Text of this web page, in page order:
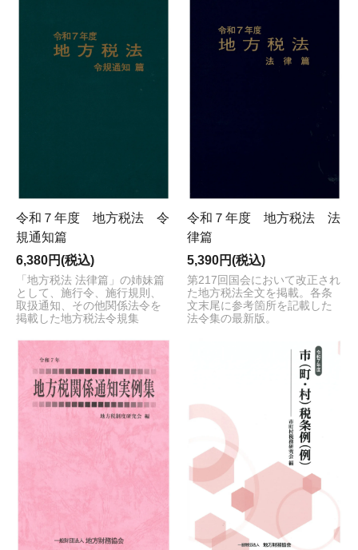
令和７年度 地方税法 令
規通知篇
6,380円(税込)
「地方税法 法律篇」の姉妹篇
として、施行令、施行規則、
取扱通知、その他関係法令を
掲載した地方税法令規集
令和７年度 地方税法 法
律篇
5,390円(税込)
第217回国会において改正され
た地方税法全文を掲載。各条
文末尾に参考箇所を記載した
法令集の最新版。